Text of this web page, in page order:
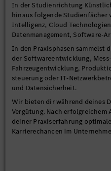
In der Studienrichtung
hinaus folgende Studienfächer
Intelligenz, Cloud
Datenmanagement, Software-
In den Praxisphasen sammelst
der Softwareentwicklung,
Fahrzeugentwicklung,
steuerung oder IT-
und Datensicherheit.
Wir bieten dir während deines
Vergütung. Nach erfolgreichem
deiner Praxiserfahrung
Karrierechancen im